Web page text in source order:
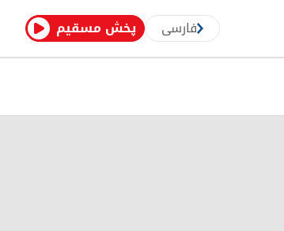
پخش مسقیم فارسی